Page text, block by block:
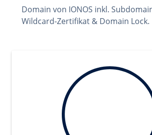
Domain von IONOS inkl.
Wildcard-Zertifikat & Domain Lock.